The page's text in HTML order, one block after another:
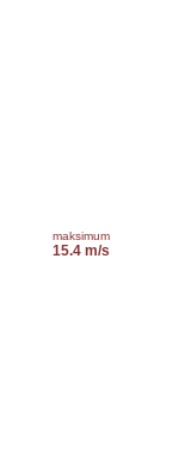
maksimum
15.4 m/s